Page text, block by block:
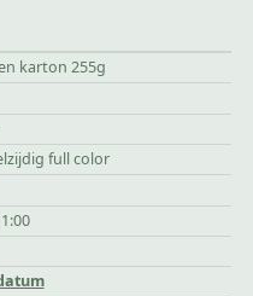
karton 255g
full color